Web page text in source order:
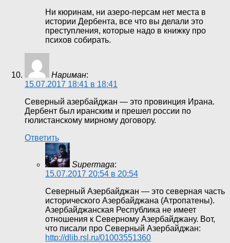
Ни кюринам, ни азеро-персам нет места в
истории Дербента, все что вы делали это
преступления, которые надо в книжку про
психов собирать.
Нариман:
15.07.2017 18:41 в 18:41
Северный азербайджан — это провинция Ирана.
Дербент был иранским и прешел россии по
гюлистанскому мирному договору.
Ответить
Supermaga:
15.07.2017 20:54 в 20:54
Северный Азербайджан — это северная часть
исторического Азербайджана (Атропатены).
Азербайджанская Республика не имеет
отношения к Северному Азербайджану. Вот,
что писали про Северный Азербайджан:
http://dlib.rsl.ru/01003551360